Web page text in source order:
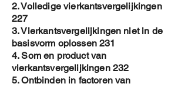
2. Volledige vierkantsvergelijkingen
227
3. Vierkantsvergelijkingen niet in de
basisvorm oplossen 231
4. Som en product van
vierkantsvergelijkingen 232
5. Ontbinden in factoren van